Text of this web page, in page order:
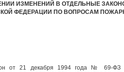
ИЗМЕНЕНИЙ В ОТДЕЛЬНЫЕ
ФЕДЕРАЦИИ ПО ВОПРОСАМ
от 21 декабря 1994 года № 69-ФЗ